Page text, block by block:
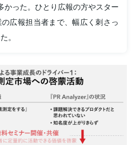
かった。ひとり広報の方やスター
広報担当者まで、幅広く刺さっ
。